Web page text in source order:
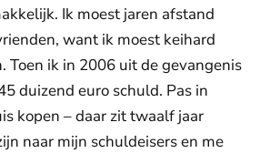
Ik moest jaren afstand
want ik moest keihard
Toen ik in 2006 uit de gevangenis
duizend euro schuld. Pas in
kopen – daar zit twaalf jaar
naar mijn schuldeisers en me